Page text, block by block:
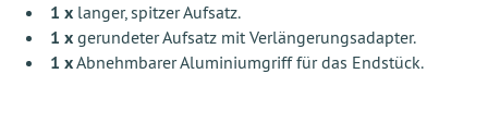
1 x langer, spitzer Aufsatz.
1 x gerundeter Aufsatz mit Verlängerungsadapter.
1 xAbnehmbarer Aluminiumgriff für das Endstück.